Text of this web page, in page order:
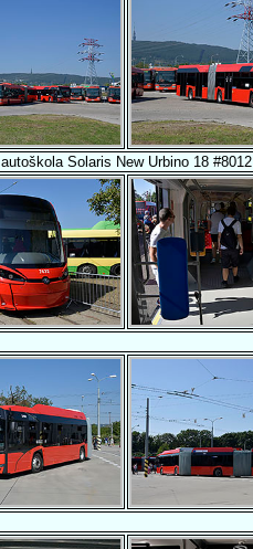
autoškola Solaris New Urbino 18 #8012